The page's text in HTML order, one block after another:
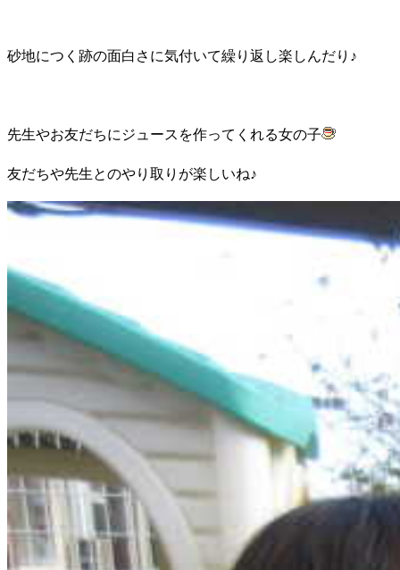
砂地につく跡の面白さに気付いて繰り返し楽しんだり♪
先生やお友だちにジュースを作ってくれる女の子
友だちや先生とのやり取りが楽しいね♪